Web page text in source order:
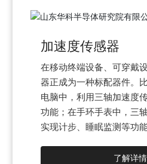
加速度传感器
在移动终端设备、可穿戴
器正成为一种标配器件。
电脑中，利用三轴加速度
功能；在手环手表中，三
实现计步、睡眠监测等功
单击、双击等操作。了解详